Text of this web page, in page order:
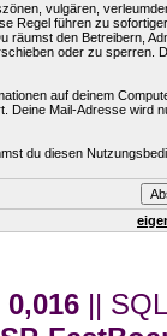
vulgären,
Regel führen zu
räumst den Betreibern,
oder zu sperren.
auf deinem
Deine Mail-Adresse wird
du diesen
0,016||